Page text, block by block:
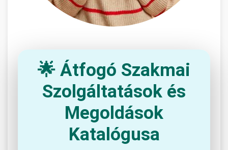
🌟 Átfogó Szakmai
Szolgáltatások és
Megoldások
Katalógusa